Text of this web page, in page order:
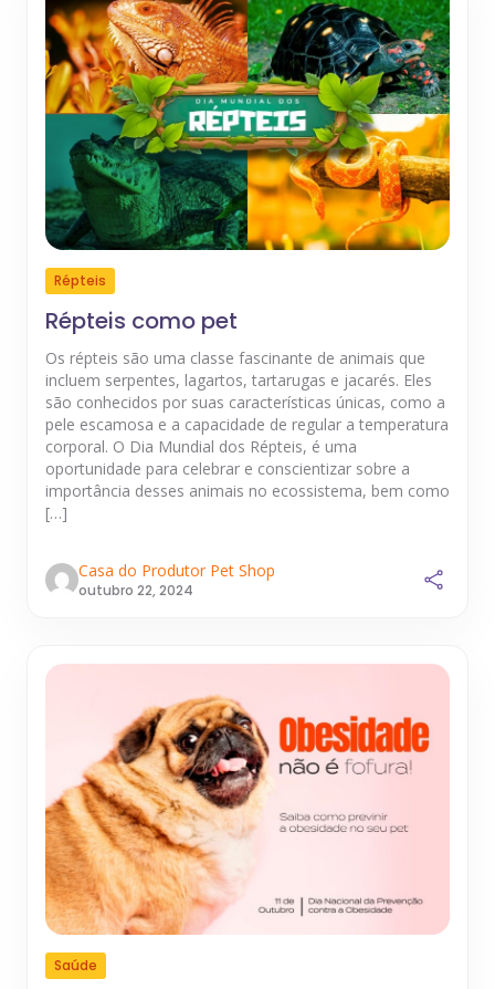
Répteis
Répteis como pet
Os répteis são uma classe fascinante de animais que
incluem serpentes, lagartos, tartarugas e jacarés. Eles
são conhecidos por suas características únicas, como a
pele escamosa e a capacidade de regular a temperatura
corporal. O Dia Mundial dos Répteis, é uma
oportunidade para celebrar e conscientizar sobre a
importância desses animais no ecossistema, bem como
[…]
Casa do Produtor Pet Shop
outubro 22, 2024
Saúde